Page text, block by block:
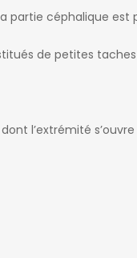
partie céphalique est
de petites
l’extrémité